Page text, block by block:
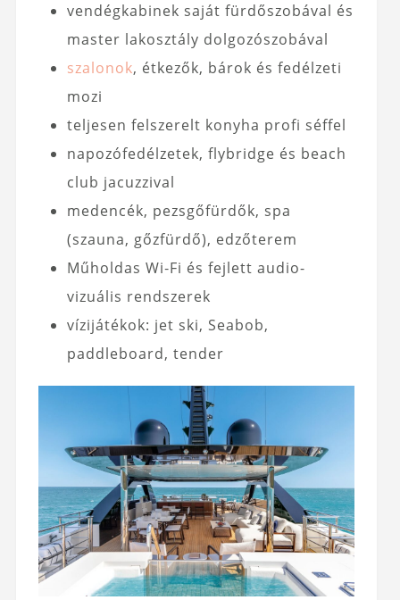
vendégkabinek saját fürdőszobával és
master lakosztály dolgozószobával
szalonok, étkezők, bárok és fedélzeti
mozi
teljesen felszerelt konyha profi séffel
napozófedélzetek, flybridge és beach
club jacuzzival
medencék, pezsgőfürdők, spa
(szauna, gőzfürdő), edzőterem
Műholdas Wi‑Fi és fejlett audio-
vizuális rendszerek
vízijátékok: jet ski, Seabob,
paddleboard, tender